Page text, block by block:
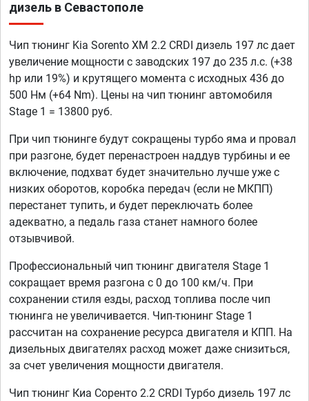
дизель в Севастополе
Чип тюнинг Kia Sorento XM 2.2 CRDI дизель 197 лс дает
увеличение мощности с заводских 197 до 235 л.с. (+38
hp или 19%) и крутящего момента с исходных 436 до
500 Нм (+64 Nm). Цены на чип тюнинг автомобиля
Stage 1 = 13800 руб.
При чип тюнинге будут сокращены турбо яма и провал
при разгоне, будет перенастроен наддув турбины и ее
включение, подхват будет значительно лучше уже с
низких оборотов, коробка передач (если не МКПП)
перестанет тупить, и будет переключать более
адекватно, а педаль газа станет намного более
отзывчивой.
Профессиональный чип тюнинг двигателя Stage 1
сокращает время разгона с 0 до 100 км/ч. При
сохранении стиля езды, расход топлива после чип
тюнинга не увеличивается. Чип-тюнинг Stage 1
рассчитан на сохранение ресурса двигателя и КПП. На
дизельных двигателях расход может даже снизиться,
за счет увеличения мощности двигателя.
Чип тюнинг Киа Соренто 2.2 CRDI Турбо дизель 197 лс